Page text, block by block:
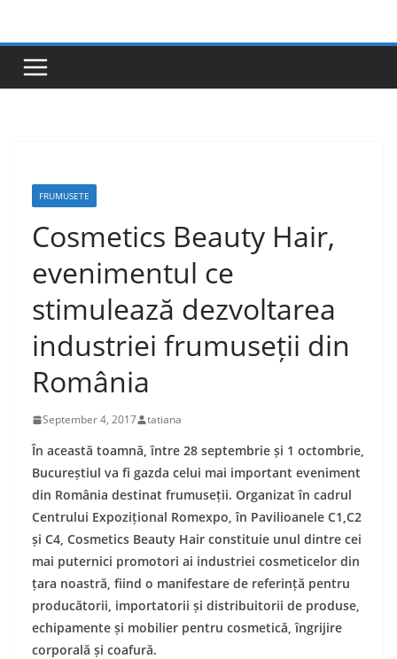
content
FRUMUSETE
Cosmetics Beauty Hair,
evenimentul ce
stimulează dezvoltarea
industriei frumuseții din
România
September 4, 2017 tatiana
În această toamnă, între 28 septembrie și 1 octombrie,
Bucureștiul va fi gazda celui mai important eveniment
din România destinat frumuseții. Organizat în cadrul
Centrului Expozițional Romexpo, în Pavilioanele C1,C2
și C4, Cosmetics Beauty Hair constituie unul dintre cei
mai puternici promotori ai industriei cosmeticelor din
țara noastră, fiind o manifestare de referință pentru
producătorii, importatorii și distribuitorii de produse,
echipamente și mobilier pentru cosmetică, îngrijire
corporală și coafură.